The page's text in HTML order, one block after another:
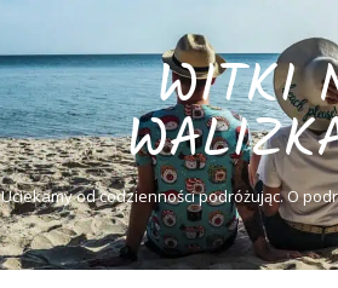
WITKI
Uciekamy od codzienności podróżując. O